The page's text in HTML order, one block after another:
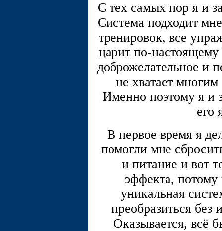
С тех самых пор я и
Система подходит
тренировок, все
царит по-
доброжелательное и
не хватает
Именно поэтому я и
его
В первое время я
помогли мне
и питание и вот
эффекта, потому
уникальная
преобразиться без
Оказывается, всё